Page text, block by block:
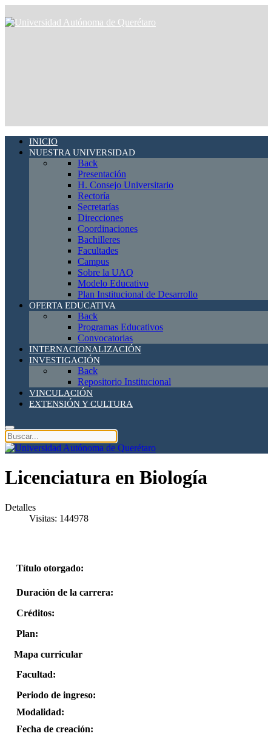
INICIO
NUESTRA UNIVERSIDAD
Back
Presentación
H. Consejo Universitario
Rectoría
Secretarías
Direcciones
Coordinaciones
Bachilleres
Facultades
Campus
Sobre la UAQ
Modelo Educativo
Plan Institucional de Desarrollo
OFERTA EDUCATIVA
Back
Programas Educativos
Convocatorias
INTERNACIONALIZACIÓN
INVESTIGACIÓN
Back
Repositorio Institucional
VINCULACIÓN
EXTENSIÓN Y CULTURA
Licenciatura en Biología
Detalles
Visitas: 144978
Título otorgado:
Duración de la carrera:
Créditos:
Plan:
Mapa curricular
Facultad:
Periodo de ingreso:
Modalidad:
Fecha de creación: